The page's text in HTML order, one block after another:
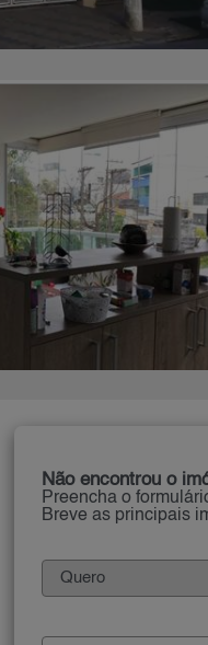
Não encontrou o
Preencha o
Breve as principais